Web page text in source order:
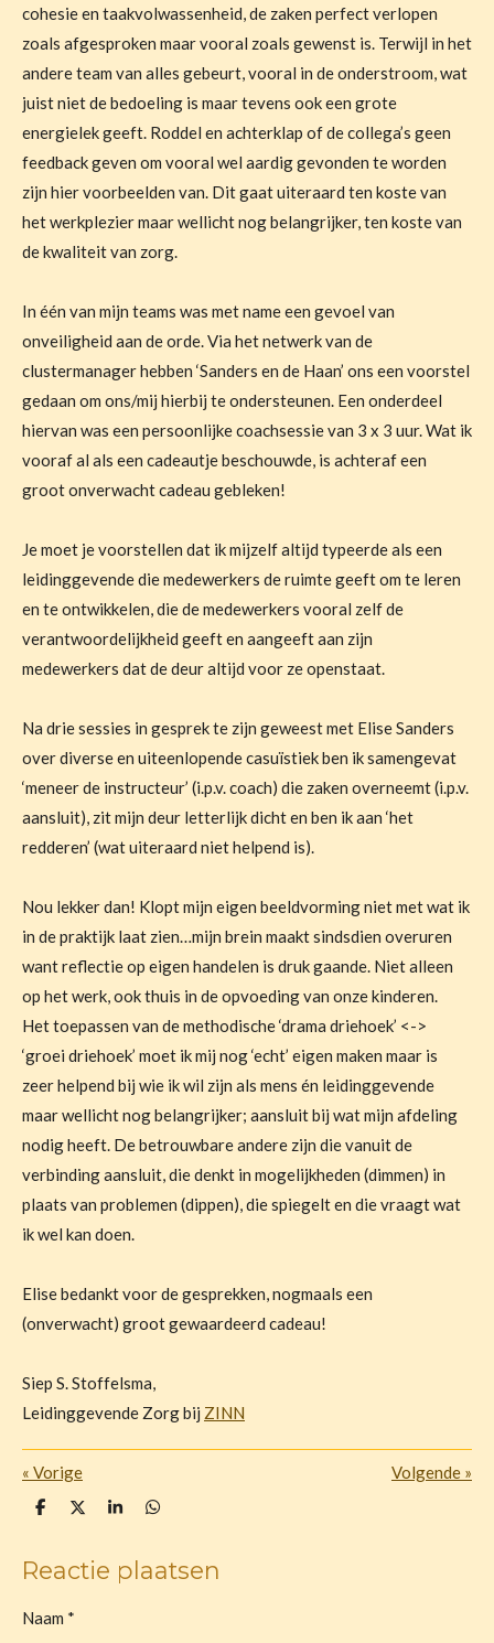
cohesie en taakvolwassenheid, de zaken perfect verlopen
zoals afgesproken maar vooral zoals gewenst is. Terwijl in het
andere team van alles gebeurt, vooral in de onderstroom, wat
juist niet de bedoeling is maar tevens ook een grote
energielek geeft. Roddel en achterklap of de collega’s geen
feedback geven om vooral wel aardig gevonden te worden
zijn hier voorbeelden van. Dit gaat uiteraard ten koste van
het werkplezier maar wellicht nog belangrijker, ten koste van
de kwaliteit van zorg.
In één van mijn teams was met name een gevoel van
onveiligheid aan de orde. Via het netwerk van de
clustermanager hebben ‘Sanders en de Haan’ ons een voorstel
gedaan om ons/mij hierbij te ondersteunen. Een onderdeel
hiervan was een persoonlijke coachsessie van 3 x 3 uur. Wat ik
vooraf al als een cadeautje beschouwde, is achteraf een
groot onverwacht cadeau gebleken!
Je moet je voorstellen dat ik mijzelf altijd typeerde als een
leidinggevende die medewerkers de ruimte geeft om te leren
en te ontwikkelen, die de medewerkers vooral zelf de
verantwoordelijkheid geeft en aangeeft aan zijn
medewerkers dat de deur altijd voor ze openstaat.
Na drie sessies in gesprek te zijn geweest met Elise Sanders
over diverse en uiteenlopende casuïstiek ben ik samengevat
‘meneer de instructeur’ (i.p.v. coach) die zaken overneemt (i.p.v.
aansluit), zit mijn deur letterlijk dicht en ben ik aan ‘het
redderen’ (wat uiteraard niet helpend is).
Nou lekker dan! Klopt mijn eigen beeldvorming niet met wat ik
in de praktijk laat zien…mijn brein maakt sindsdien overuren
want reflectie op eigen handelen is druk gaande. Niet alleen
op het werk, ook thuis in de opvoeding van onze kinderen.
Het toepassen van de methodische ‘drama driehoek’ <->
‘groei driehoek’ moet ik mij nog ‘echt’ eigen maken maar is
zeer helpend bij wie ik wil zijn als mens én leidinggevende
maar wellicht nog belangrijker; aansluit bij wat mijn afdeling
nodig heeft. De betrouwbare andere zijn die vanuit de
verbinding aansluit, die denkt in mogelijkheden (dimmen) in
plaats van problemen (dippen), die spiegelt en die vraagt wat
ik wel kan doen.
Elise bedankt voor de gesprekken, nogmaals een
(onverwacht) groot gewaardeerd cadeau!
Siep S. Stoffelsma,
Leidinggevende Zorg bij ZINN
« Vorige Volgende »
D
e
n
D
l
S
e
D
e
n
Reactie plaatsen
Naam *